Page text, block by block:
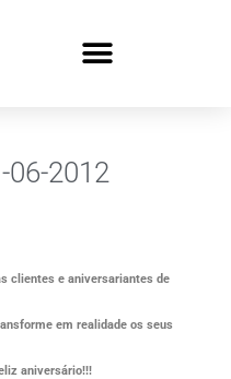
06-2012
clientes e aniversariantes de
em realidade os seus